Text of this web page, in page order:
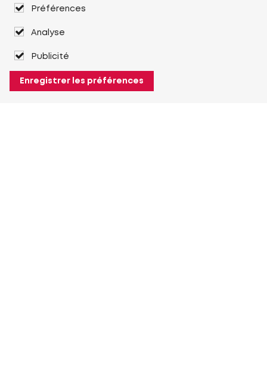
Préférences
Analyse
Publicité
Enregistrer les préférences